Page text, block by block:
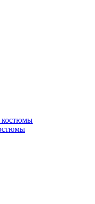
костюмы